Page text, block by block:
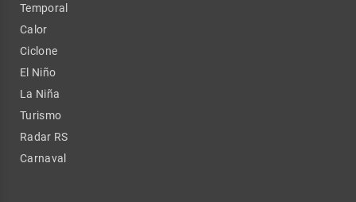
Temporal
Calor
Ciclone
El Niño
La Niña
Turismo
Radar RS
Carnaval